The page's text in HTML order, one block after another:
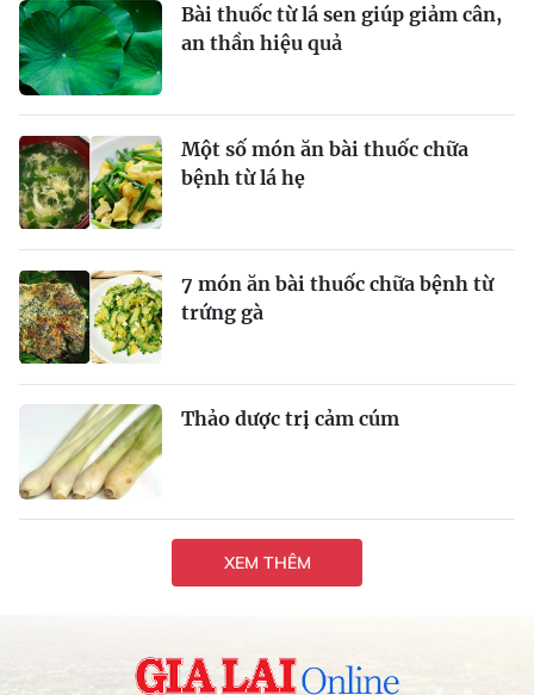
Bài thuốc từ lá sen giúp giảm cân,
an thần hiệu quả
Một số món ăn bài thuốc chữa
bệnh từ lá hẹ
7 món ăn bài thuốc chữa bệnh từ
trứng gà
Thảo dược trị cảm cúm
XEM THÊM